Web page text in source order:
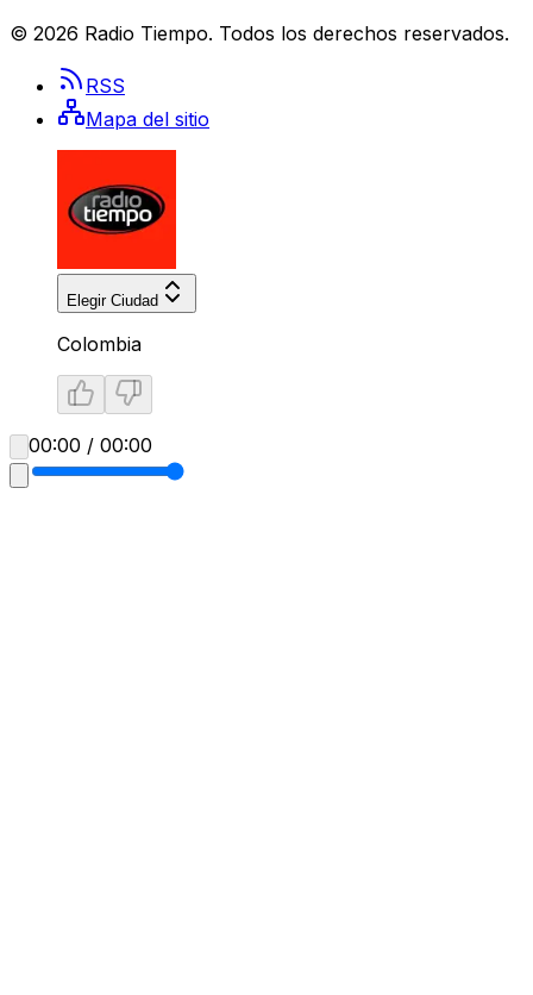
© 2026 Radio Tiempo. Todos los derechos reservados.
RSS
Mapa del sitio
Elegir Ciudad
Colombia
00:00 / 00:00